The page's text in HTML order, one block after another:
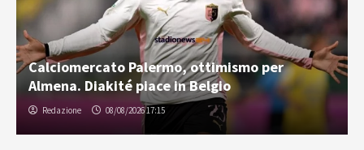
Calciomercato Palermo, ottimismo per
Almena. Diakité piace in Belgio
Redazione 08/08/2026 17:15